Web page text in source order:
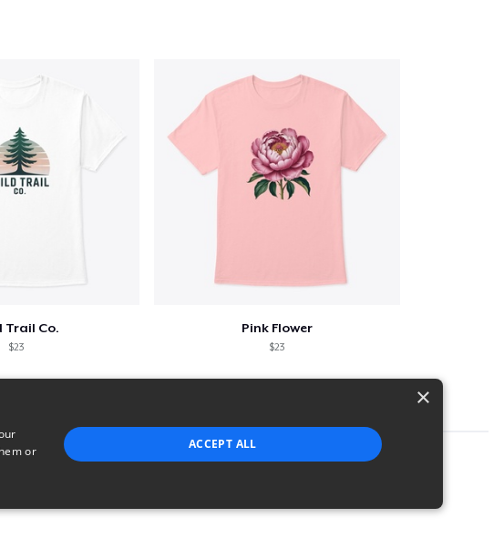
Trail Co.
$23
Pink Flower
$23
×
or
ACCEPT ALL